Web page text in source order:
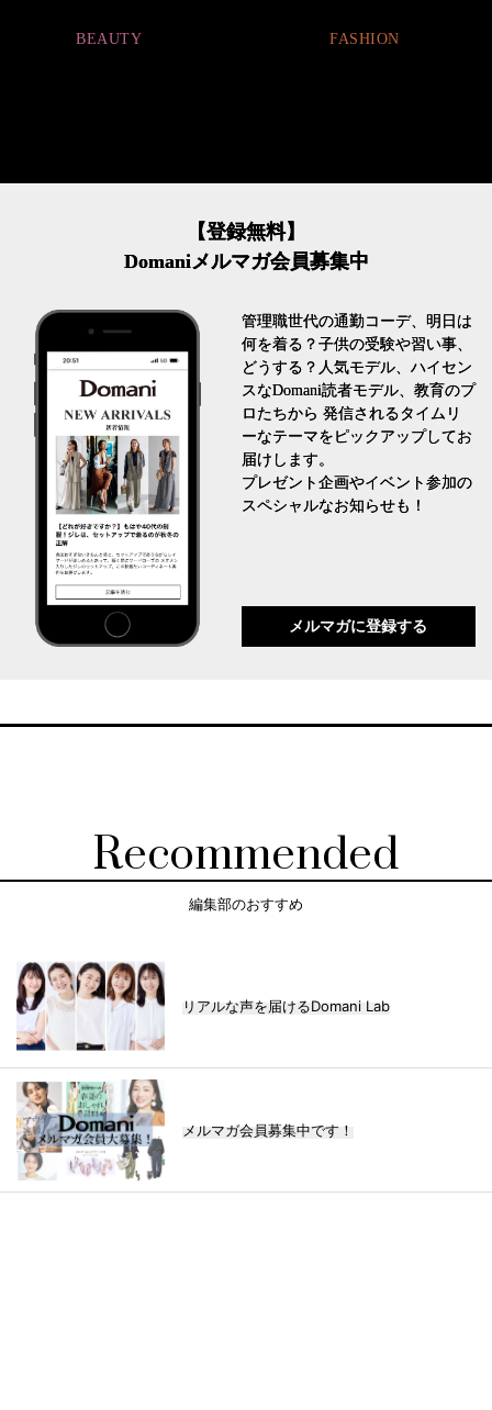
FASHION
【登録無料】
Domaniメルマガ会員募集中
管理職世代の通勤コーデ、明日は
何を着る？子供の受験や習い事、
どうする？人気モデル、ハイセン
スなDomani読者モデル、教育のプ
ロたちから 発信されるタイムリ
ーなテーマをピックアップしてお
届けします。
プレゼント企画やイベント参加の
スペシャルなお知らせも！
メルマガに登録する
Recommended
編集部のおすすめ
リアルな声を届けるDomani Lab
メルマガ会員募集中です！